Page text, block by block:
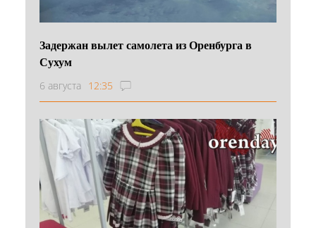
Задержан вылет самолета из Оренбурга в
Сухум
6 августа 12:35